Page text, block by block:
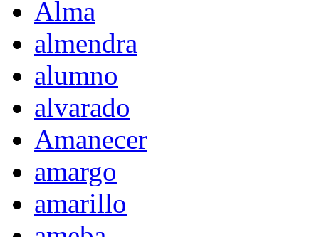
Alma
almendra
alumno
alvarado
Amanecer
amargo
amarillo